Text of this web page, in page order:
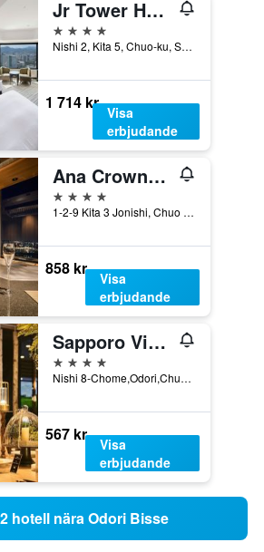
Jr Tower Hotel Nikko Sapporo
4 stjärnor
Nishi 2, Kita 5, Chuo-ku, Sapporo, Japan
1 714 kr
Visa
erbjudande
Ana Crowne Plaza Sapporo By IHG
4 stjärnor
1-2-9 Kita 3 Jonishi, Chuo Ward, Sapporo, Japan
858 kr
Visa
erbjudande
Sapporo View Hotel Odori Park
4 stjärnor
Nishi 8-Chome,Odori,Chuo-ku, Sapporo, Japan
567 kr
Visa
erbjudande
hotell nära Odori Bisse